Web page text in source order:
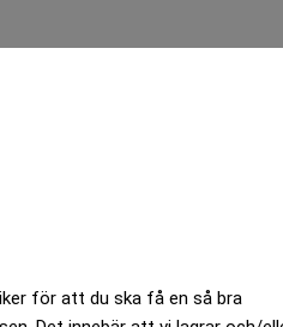
för att du ska få en så bra